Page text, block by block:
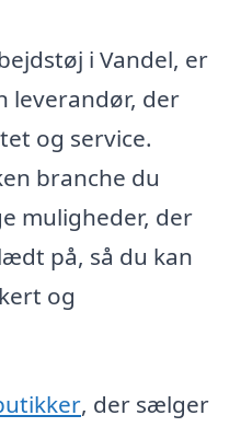
i Vandel, er
leverandør, der
og service.
branche du
muligheder, der
på, så du kan
og
, der sælger